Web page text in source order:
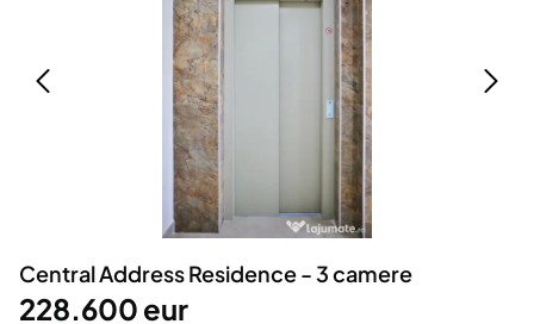
Animale de companie
Afaceri și echipamente profesionale
Inchiriere Bunuri si Vehicule
Utilaje agricole si industriale
Piese auto si accesorii
Dacia Duster
Central Address Residence - 3 camere
228.600 eur